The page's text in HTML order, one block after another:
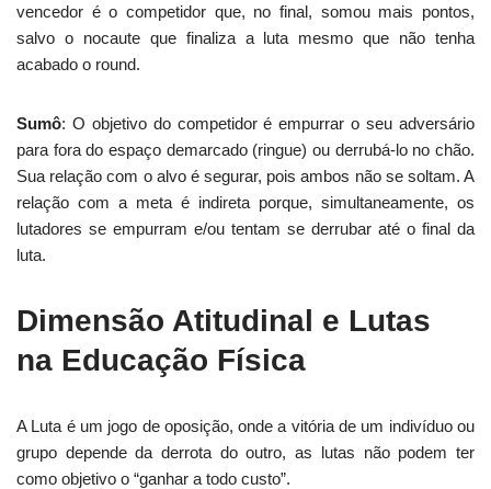
vencedor é o competidor que, no final, somou mais pontos,
salvo o nocaute que finaliza a luta mesmo que não tenha
acabado o round.
Sumô: O objetivo do competidor é empurrar o seu adversário
para fora do espaço demarcado (ringue) ou derrubá-lo no chão.
Sua relação com o alvo é segurar, pois ambos não se soltam. A
relação com a meta é indireta porque, simultaneamente, os
lutadores se empurram e/ou tentam se derrubar até o final da
luta.
Dimensão Atitudinal e Lutas
na Educação Física
A Luta é um jogo de oposição, onde a vitória de um indivíduo ou
grupo depende da derrota do outro, as lutas não podem ter
como objetivo o “ganhar a todo custo”.